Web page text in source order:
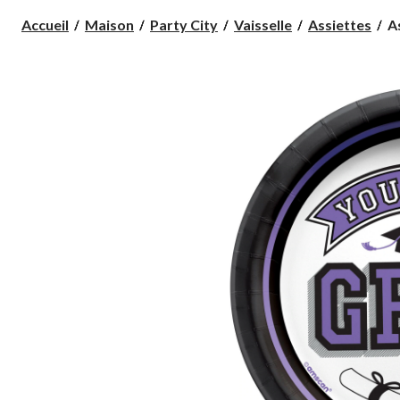
Accueil Maison Party City Vaisselle Assiettes